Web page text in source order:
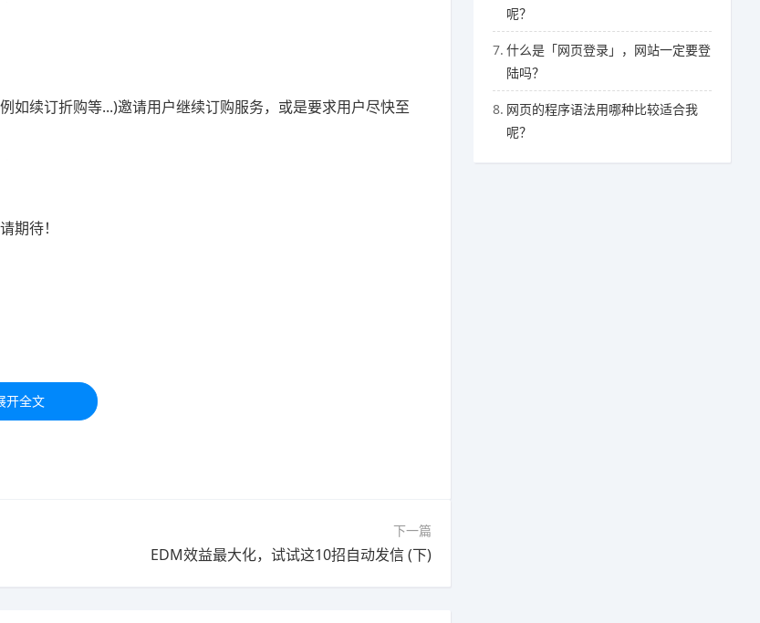
续订折购等...)邀请用户继续订购服务，或是要求用户尽快至
期待！
如有疑问，请联系我们48小时处理！！！！
下一篇
EDM效益最大化，试试这10招自动发信 (下)
呢？
7. 什么是「网页登录」，网站一定要登
陆吗？
8. 网页的程序语法用哪种比较适合我
呢？